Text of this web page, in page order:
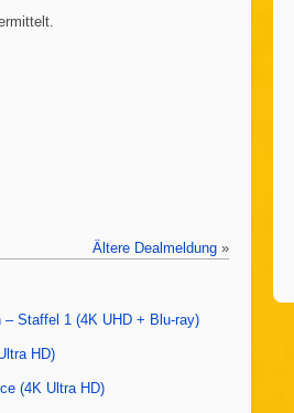
Ältere Dealmeldung »
– Staffel 1 (4K UHD + Blu-ray)
HD)
(4K Ultra HD)